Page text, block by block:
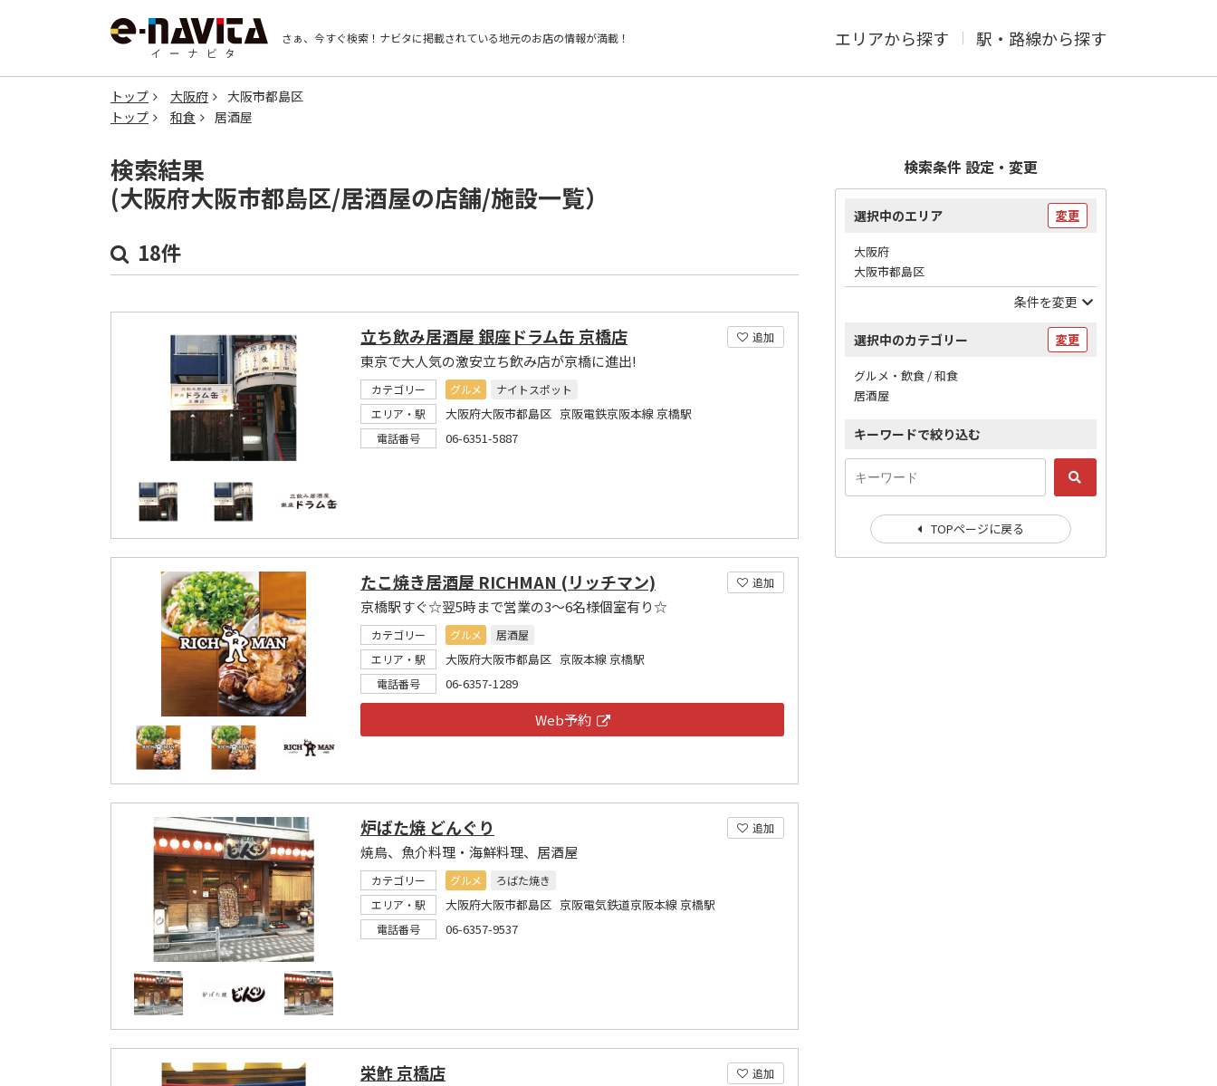
さぁ、今すぐ検索！ ナビタに掲載されている地元のお店の情報が満載！ エリアから探す 駅・路線から探す
トップ 大阪府
大阪市都島区
トップ
和食 居酒屋
検索結果
(大阪府大阪市都島区/居酒屋の店舗/施設一覧）
18件
追加
立ち飲み居酒屋 銀座ドラム缶 京橋店
東京で大人気の激安立ち飲み店が京橋に進出!
カテゴリー グルメ
ナイトスポット
エリア・駅
大阪府大阪市都島区 京阪電鉄京阪本線 京橋駅
電話番号 06-6351-5887
追加
たこ焼き居酒屋 RICHMAN (リッチマン)
京橋駅すぐ☆翌5時まで営業の3～6名様個室有り☆
カテゴリー グルメ
居酒屋
エリア・駅
大阪府大阪市都島区 京阪本線 京橋駅
電話番号 06-6357-1289
Web予約
追加
炉ばた焼 どんぐり
焼鳥、魚介料理・海鮮料理、居酒屋
カテゴリー グルメ
ろばた焼き
エリア・駅
大阪府大阪市都島区 京阪電気鉄道京阪本線 京橋駅
電話番号 06-6357-9537
追加
栄鮓 京橋店
検索条件 設定・変更
選択中のエリア 変更
大阪府
大阪市都島区
条件を変更
選択中のカテゴリー 変更
グルメ・飲食 / 和食
居酒屋
キーワードで絞り込む
TOPページに戻る